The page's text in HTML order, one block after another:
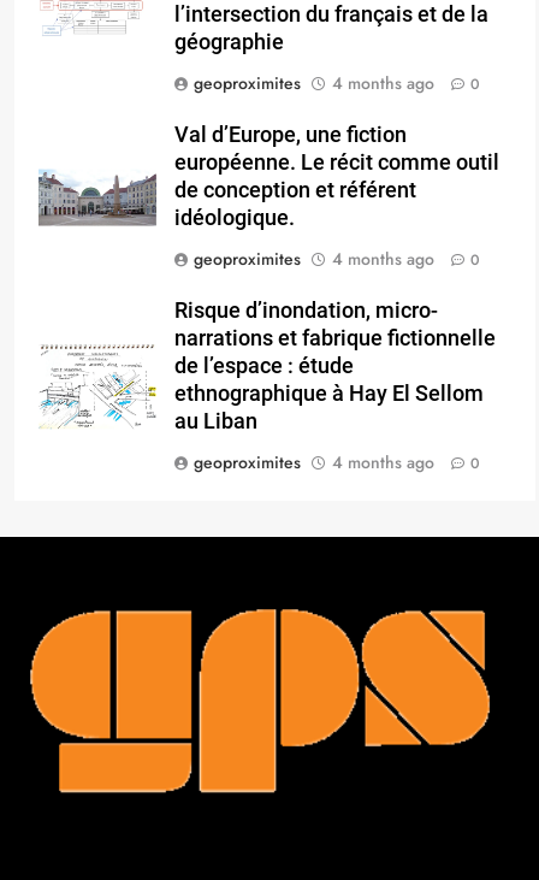
l’intersection du français et de la
géographie
geoproximites
4 months ago 0
Val d’Europe, une fiction
européenne. Le récit comme outil
de conception et référent
idéologique.
geoproximites
4 months ago 0
Risque d’inondation, micro-
narrations et fabrique fictionnelle
de l’espace : étude
ethnographique à Hay El Sellom
au Liban
geoproximites
4 months ago 0